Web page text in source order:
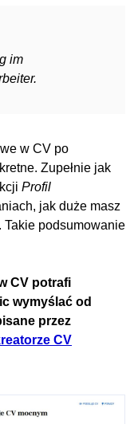
im
w CV po
Zupełnie jak
Profil
jak duże masz
podsumowanie
CV potrafi
wymyślać od
przez
CV